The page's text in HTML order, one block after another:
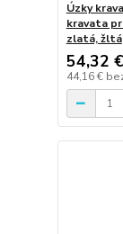
Úzky
kravata
zlatá, žltá
54,32 €
44,16 €